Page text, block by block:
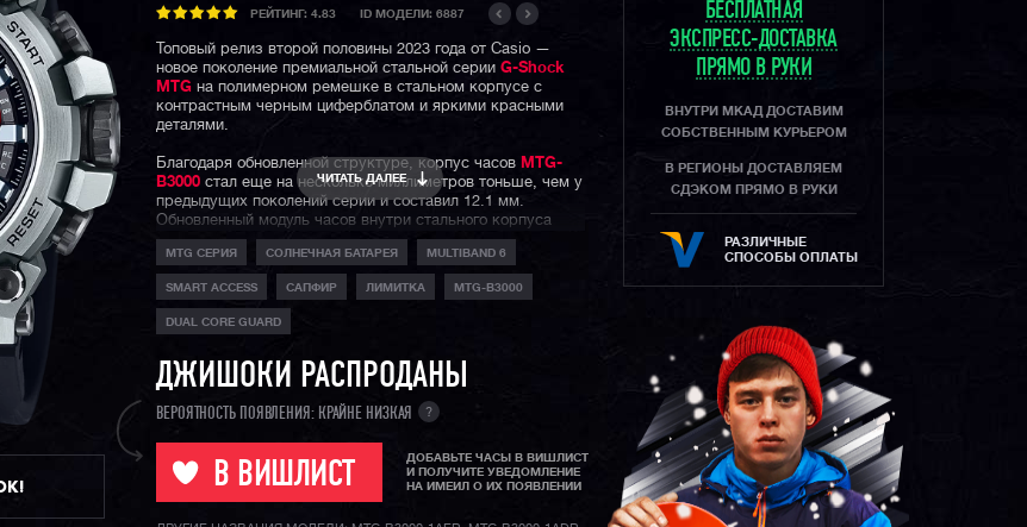
РЕЙТИНГ: 4.83 ID МОДЕЛИ: 6887
Топовый релиз второй половины 2023 года от Casio —
новое поколение премиальной стальной серии G-Shock
MTG на полимерном ремешке в стальном корпусе с
контрастным черным циферблатом и яркими красными
деталями.
Благодаря обновленной структуре, корпус часов MTG-
B3000 стал еще на несколько миллиметров тоньше, чем у
предыдущих поколений серии и составил 12.1 мм.
Обновленный модуль часов внутри стального корпуса
надежно защищен карбоновым монококом.
Отдельно стоит отметить инженерное решение задней
крышки часов, она является одним целым с боковыми
защитными наплывами корпуса. Таким образом корпус
лишился полимерной прослойки, которая была у моделей
у моделей
MTG-B2000, сверху модуль покрывает
стальной безель, а сбоку и сзади его защищает цельная
металлическая стальная оболочка, являющаяся задней
Часы из премиальной серии MTG собираются только в
Японии на высоко-технологичном производстве CASIO в
Ямагата и данная модель не исключение. В часах по
ЧИТАТЬ ДАЛЕЕ
MTG СЕРИЯ СОЛНЕЧНАЯ БАТАРЕЯ MULTIBAND 6
SMART ACCESS САПФИР ЛИМИТКА MTG-B3000
DUAL CORE GUARD
ДЖИШОКИ РАСПРОДАНЫ
ВЕРОЯТНОСТЬ ПОЯВЛЕНИЯ: КРАЙНЕ НИЗКАЯ ?
В ВИШЛИСТ
ДОБАВЬТЕ ЧАСЫ В ВИШЛИСТ
И ПОЛУЧИТЕ УВЕДОМЛЕНИЕ
НА ИМЕИЛ О ИХ ПОЯВЛЕНИИ
БЕСПЛАТНАЯ
ЭКСПРЕСС-ДОСТАВКА
ПРЯМО В РУКИ
ВНУТРИ МКАД ДОСТАВИМ
СОБСТВЕННЫМ КУРЬЕРОМ
В РЕГИОНЫ ДОСТАВЛЯЕМ
СДЭКОМ ПРЯМО В РУКИ
РАЗЛИЧНЫЕ
СПОСОБЫ ОПЛАТЫ